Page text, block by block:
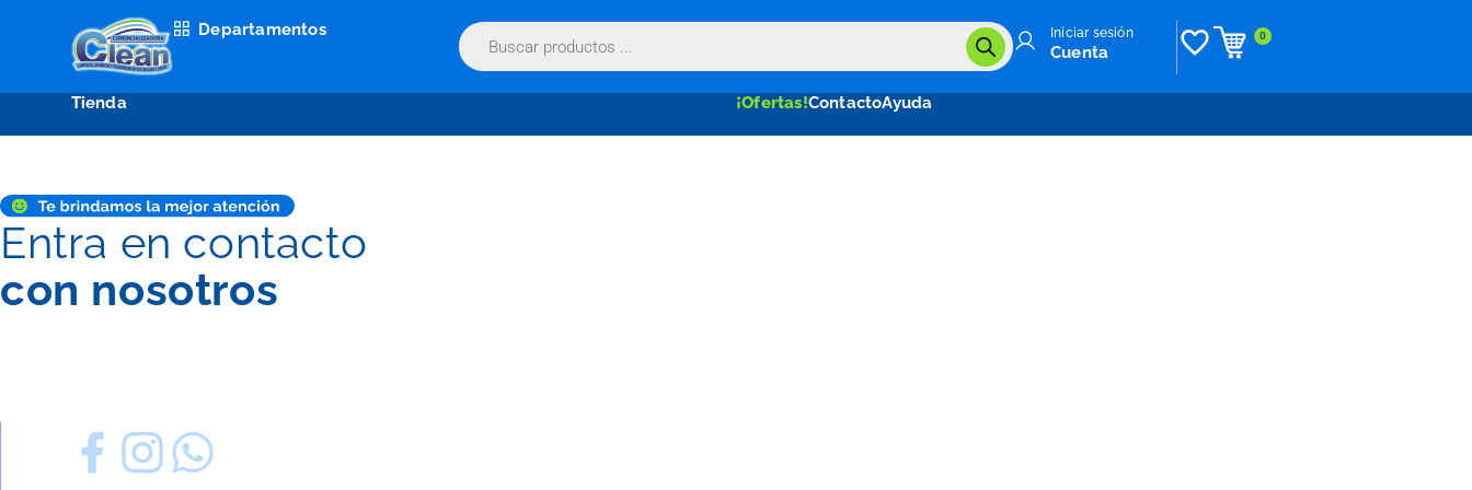
contenido
Departamentos
Búsqueda
de
productos
Iniciar sesión
Cuenta
0
Tienda ¡Ofertas!ContactoAyuda
Entra en contacto
con nosotros